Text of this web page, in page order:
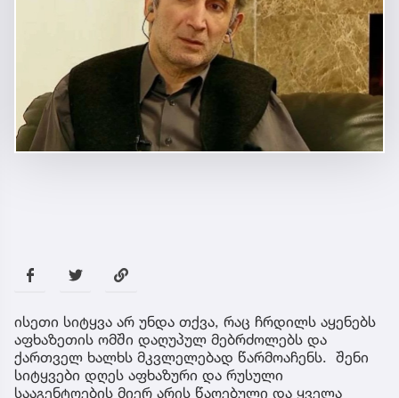
ისეთი სიტყვა არ უნდა თქვა, რაც ჩრდილს აყენებს
აფხაზეთის ომში დაღუპულ მებრძოლებს და
ქართველ ხალხს მკვლელებად წარმოაჩენს. შენი
სიტყვები დღეს აფხაზური და რუსული
სააგენტოების მიერ არის წაღებული და ყველა